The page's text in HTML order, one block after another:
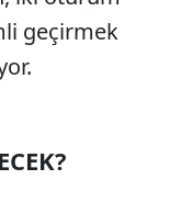
geçirmek